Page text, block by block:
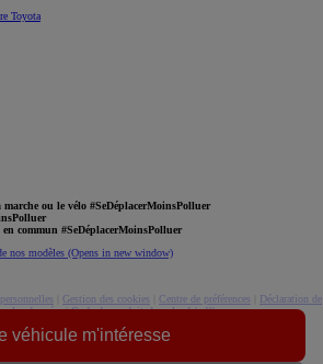
véhicule m'intéresse
Toyota
ou le vélo #SeDéplacerMoinsPolluer
commun #SeDéplacerMoinsPolluer
nos modèles (Opens in new window)
Gestion des cookies Centre de préférences
Déclaration de
les données|Code de conduitedownload (pdf(